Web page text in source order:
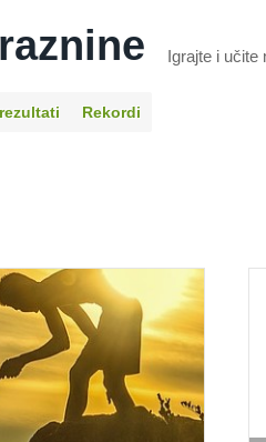
Igrajte i učite
Rekordi